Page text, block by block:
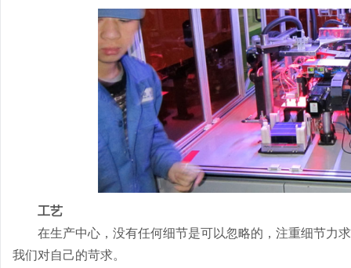
工艺
在生产中心，没有任何细节是可以忽略的，注重细节力
我们对自己的苛求。